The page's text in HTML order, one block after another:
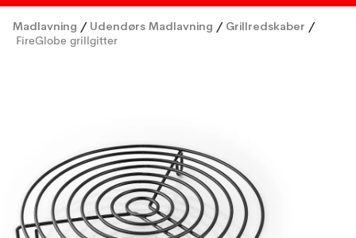
Madlavning / Udendørs Madlavning / Grillredskaber /
FireGlobe grillgitter